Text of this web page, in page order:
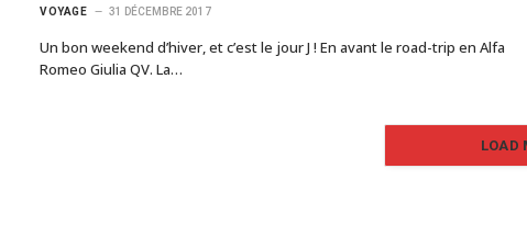
VOYAGE 31 DÉCEMBRE 2017
Un bon weekend d’hiver, et c’est le jour J ! En avant le road-trip en Alfa
Romeo Giulia QV. La…
LOAD